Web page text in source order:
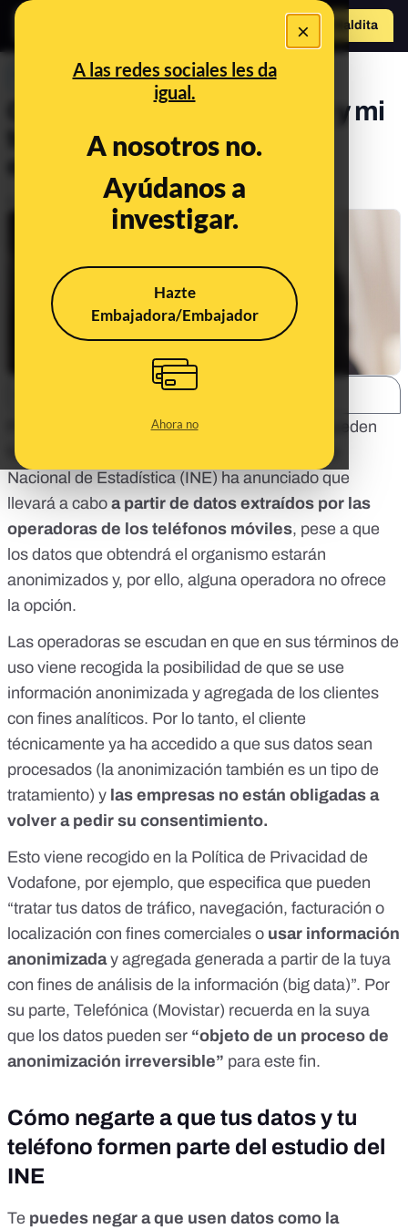
×
A las redes sociales les da
igual.
A nosotros no.
Ayúdanos a
investigar.
Hazte
Embajadora/Embajador
Ahora no
Hazte Maldito
PREBUNKING
Cómo evitar que mis datos y mi
teléfono formen parte del
estudio del INE
Nov 2, 2019, 11:56:28 AM
Puedes evitar que tus datos y tu teléfono se queden
fuera del estudio
que el Instituto
Nacional de Estadística (INE) ha anunciado que
llevará a cabo a partir de datos extraídos por las
operadoras de los teléfonos móviles, pese a que
los datos que obtendrá el organismo estarán
anonimizados y, por ello, alguna operadora no ofrece
la opción.
Las operadoras se escudan en que en sus términos de
uso viene recogida la posibilidad de que se use
información anonimizada y agregada de los clientes
con fines analíticos. Por lo tanto, el cliente
técnicamente ya ha accedido a que sus datos sean
procesados (la anonimización también es un tipo de
tratamiento) y las empresas no están obligadas a
volver a pedir su consentimiento.
Esto viene recogido en la Política de Privacidad de
Vodafone, por ejemplo, que especifica que pueden
“tratar tus datos de tráfico, navegación, facturación o
localización con fines comerciales o usar información
anonimizaday agregada generada a partir de la tuya
con fines de análisis de la información (big data)”. Por
su parte, Telefónica (Movistar) recuerda en la suya
que los datos pueden ser “objeto de un proceso de
anonimización irreversible” para este fin.
Cómo negarte a que tus datos y tu
teléfono formen parte del estudio del
INE
Te puedes negar a que usen datos como la